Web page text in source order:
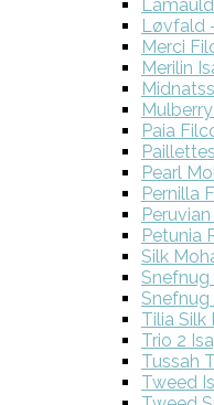
Løvfald
Merci
Merilin
Paia
Pearl
Pernilla
Petunia
Silk
Snefnug
Snefnug
Tilia Silk
Trio 2
Tussah
Tweed